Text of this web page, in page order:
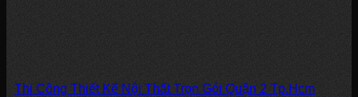
Thi Công Thiết Kế Nội Thất Trọn Gói Quận 2 Tp.Hcm